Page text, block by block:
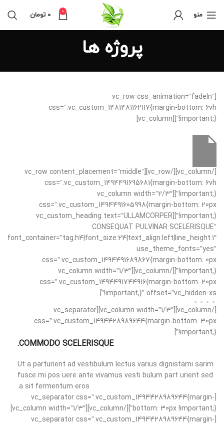
منو 0
0 تومان
پروژه ها
[vc_row css_animation=”fadeIn”
css=”.vc_custom_1481481162117{margin-bottom: 6vh
!important;}”][vc_column]
[/vc_column][/vc_row][vc_row content_placement=”middle”
css=”.vc_custom_1494491695681{margin-bottom: 6vh
!important;}”][vc_column width=”2/3″
css=”.vc_custom_1494491605998{margin-bottom: 20px
!important;}”][vc_custom_heading text=”ULLAMCORPER
CONSEQUAT PULVINAR SCELERISQUE”
font_container=”tag:h4|font_size:24|text_align:left|line_height:1″
use_theme_fonts=”yes”
css=”.vc_custom_1494491689867{margin-bottom: 0px
!important;}”][/vc_column][vc_column width=”1/3″
css=”.vc_custom_1494491744916{margin-bottom: 20px
!important;}” offset=”vc_hidden-xs”]
[/vc_column][vc_column width=”1/3″][vc_separator
css=”.vc_custom_1494428989644{margin-bottom: 30px
!important;}”]
COMMODO SCELERISQUE.
Ut a parturient ad vestibulum lectus varius dignistami sarim
fusce mi pos uere ante vivamus vesti bulum part urient sed
a sit fermentum eros.
[vc_separator css=”.vc_custom_1494428989644{margin-
bottom: 30px !important;}”][/vc_column][vc_column width=”1/3″]
[vc_separator css=”.vc_custom_1494428989644{margin-